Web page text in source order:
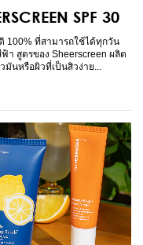
SPF 30
100% ที่สามารถใช้ได้ทุกวัน
า สูตรของ Sheerscreen ผลิต
นหรือผิวที่เป็นสิวง่าย...